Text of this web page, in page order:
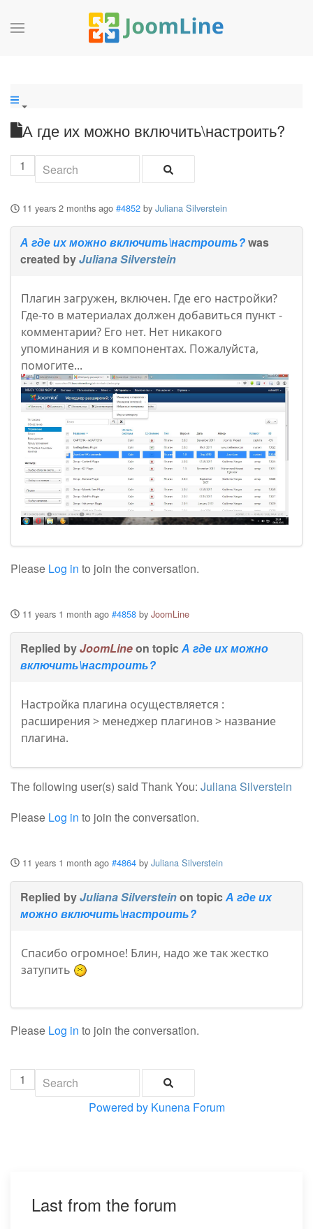
А где их можно включить\настроить?
1
11 years 2 months ago #4852 by Juliana Silverstein
А где их можно включить\настроить?was
created byJuliana Silverstein
Плагин загружен, включен. Где его настройки?
Где-то в материалах должен добавиться пункт -
комментарии? Его нет. Нет никакого
упоминания и в компонентах. Пожалуйста,
помогите...
Please Log in to join the conversation.
11 years 1 month ago #4858 by JoomLine
Replied byJoomLineon topic А где их можно
включить\настроить?
Настройка плагина осуществляется :
расширения > менеджер плагинов > название
плагина.
The following user(s) said Thank You: Juliana Silverstein
Please Log in to join the conversation.
11 years 1 month ago #4864 by Juliana Silverstein
Replied byJuliana Silversteinon topic А где их
можно включить\настроить?
Спасибо огромное! Блин, надо же так жестко
затупить
Please Log in to join the conversation.
1
Powered by Kunena Forum
Last from the forum